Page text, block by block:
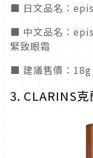
■ 日文品名：
■ 中文品名：
緊致眼霜
■ 建議售價：
3. CLARINS